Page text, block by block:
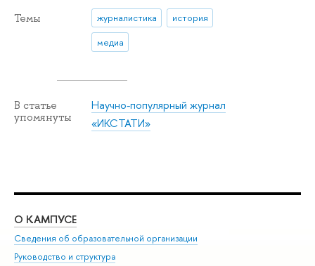
Темы журналистика
история
медиа
В статье
упомянуты
Научно-популярный журнал
«ИКСТАТИ»
О КАМПУСЕ
Сведения об образовательной организации
Руководство и структура